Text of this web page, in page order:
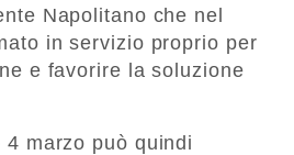
Napolitano che nel
in servizio proprio per
e favorire la soluzione
marzo può quindi